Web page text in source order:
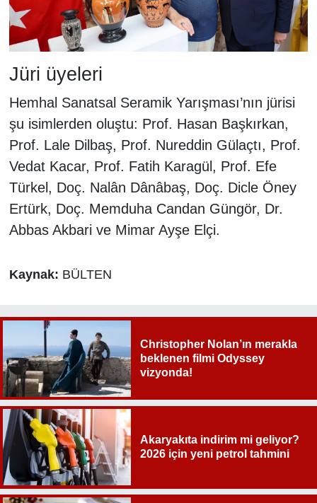
Jüri üyeleri
Hemhal Sanatsal Seramik Yarışması’nın jürisi
şu isimlerden oluştu: Prof. Hasan Başkırkan,
Prof. Lale Dilbaş, Prof. Nureddin Gülaçtı, Prof.
Vedat Kacar, Prof. Fatih Karagül, Prof. Efe
Türkel, Doç. Nalân Dânâbaş, Doç. Dicle Öney
Ertürk, Doç. Memduha Candan Güngör, Dr.
Abbas Akbari ve Mimar Ayşe Elçi.
Kaynak: BÜLTEN
Christopher Nolan’ın merakla
beklenen filmi Odyssey
vizyonda!
Akaryakıta indirim mi geliyor?
2026 için yeni petrol tahmini